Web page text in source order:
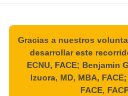
Gracias a nuestros
desarrollar este
ECNU, FACE; Benjamin
Izuora, MD, MBA,
FACE,